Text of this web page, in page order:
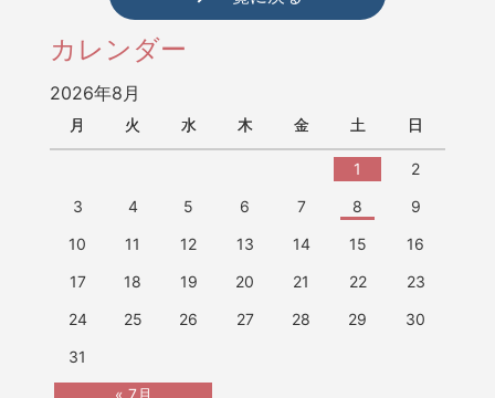
カレンダー
2026年8月
月 火 水 木 金 土 日
« 7月
1
2
3
4 5 6 7 8
9
10
11 12 13 14 15
16
17
18 19 20 21 22
23
24
25 26 27 28 29
30
31